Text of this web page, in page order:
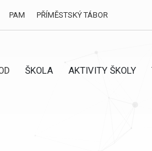
PAM PŘÍMĚSTSKÝ TÁBOR
ŠKOLA AKTIVITY ŠKOLY